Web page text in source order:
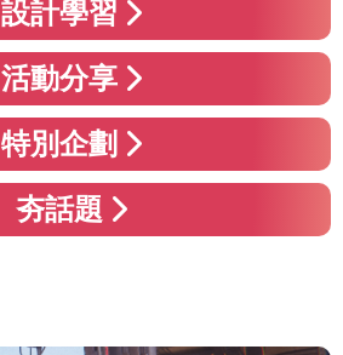
設計學習
活動分享
特別企劃
夯話題